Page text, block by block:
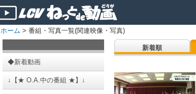
ホーム > 番組・写真一覧(関連映像・写真)
◆新着動画
↓【★ O.A.中の番組 ★】↓
新着順